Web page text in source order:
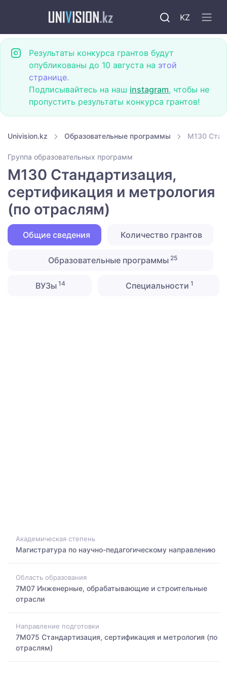
KZ
Результаты конкурса грантов будут
опубликованы до 10 августа на этой
странице.
Подписывайтесь на наш instagram, чтобы не
пропустить результаты конкурса грантов!
Univision.kz Образовательные программы M130
Группа образовательных программ
M130 Стандартизация,
сертификация и метрология
(по отраслям)
Общие сведения Количество грантов
Образовательные программы25
ВУЗы 14 Специальности 1
Академическая степень
Магистратура по научно-педагогическому направлению
Область образования
7M07 Инженерные, обрабатывающие и строительные
отрасли
Направление подготовки
7M075 Стандартизация, сертификация и метрология (по
отраслям)